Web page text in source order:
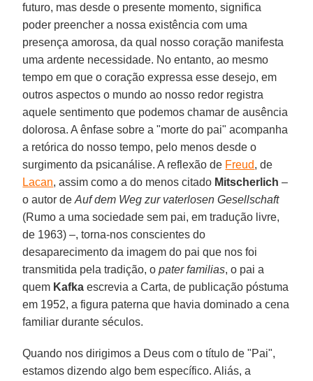
futuro, mas desde o presente momento, significa
poder preencher a nossa existência com uma
presença amorosa, da qual nosso coração manifesta
uma ardente necessidade. No entanto, ao mesmo
tempo em que o coração expressa esse desejo, em
outros aspectos o mundo ao nosso redor registra
aquele sentimento que podemos chamar de ausência
dolorosa. A ênfase sobre a "morte do pai" acompanha
a retórica do nosso tempo, pelo menos desde o
surgimento da psicanálise. A reflexão de Freud, de
Lacan, assim como a do menos citado Mitscherlich –
o autor deAuf dem Weg zur vaterlosen Gesellschaft
(Rumo a uma sociedade sem pai, em tradução livre,
de 1963) –, torna-nos conscientes do
desaparecimento da imagem do pai que nos foi
transmitida pela tradição, opater familias, o pai a
quem Kafka escrevia a Carta, de publicação póstuma
em 1952, a figura paterna que havia dominado a cena
familiar durante séculos.
Quando nos dirigimos a Deus com o título de "Pai",
estamos dizendo algo bem específico. Aliás, a